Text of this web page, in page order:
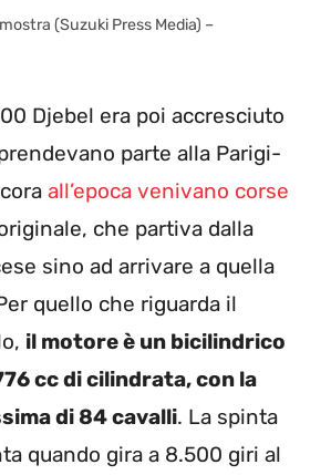
(Suzuki Press Media) –
Djebel era poi accresciuto
parte alla Parigi-
all’epoca venivano corse
che partiva dalla
sino ad arrivare a quella
quello che riguarda il
il motore è un bicilindrico
cc di cilindrata, con la
di 84 cavalli. La spinta
quando gira a 8.500 giri al